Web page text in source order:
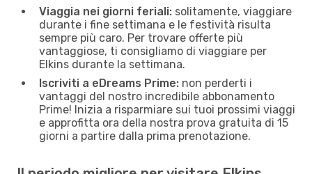
Viaggia nei giorni feriali: solitamente, viaggiare
durante i fine settimana e le festività risulta
sempre più caro. Per trovare offerte più
vantaggiose, ti consigliamo di viaggiare per
Elkins durante la settimana.
Iscriviti a eDreams Prime: non perderti i
vantaggi del nostro incredibile abbonamento
Prime! Inizia a risparmiare sui tuoi prossimi viaggi
e approfitta ora della nostra prova gratuita di 15
giorni a partire dalla prima prenotazione.